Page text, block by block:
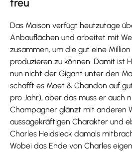
treu
Das Maison verfügt heutzutage
Anbauflächen und arbeitet mit
zusammen, um die gut eine
produzieren zu können. Damit ist
nun nicht der Gigant unter den
schafft es Moet & Chandon auf
pro Jahr), aber das muss er auch
Champagner glänzt mit anderen
aussagekräftigen Charakter und
Charles Heidsieck damals
Wobei das Ende von Charles